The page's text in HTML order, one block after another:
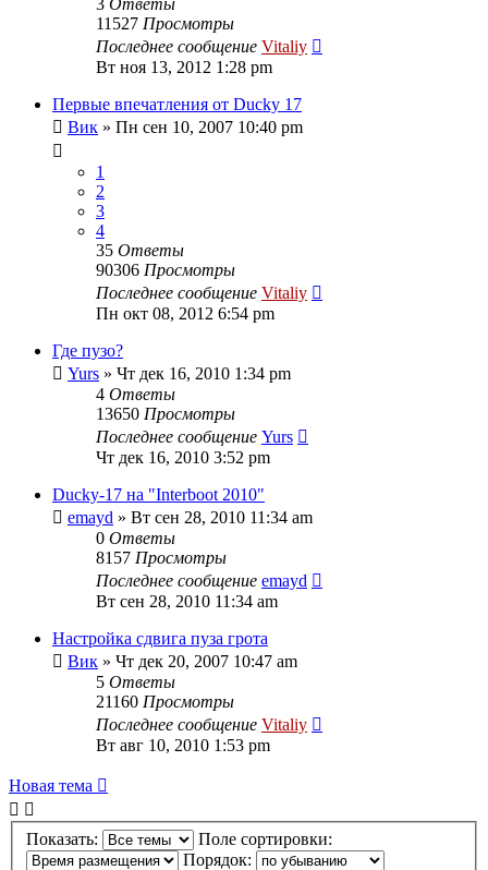
3 Ответы
11527 Просмотры
Последнее сообщение Vitaliy
Вт ноя 13, 2012 1:28 pm
Первые впечатления от Ducky 17
Вик » Пн сен 10, 2007 10:40 pm
1
2
3
4
35 Ответы
90306 Просмотры
Последнее сообщение Vitaliy
Пн окт 08, 2012 6:54 pm
Где пузо?
Yurs » Чт дек 16, 2010 1:34 pm
4 Ответы
13650 Просмотры
Последнее сообщение Yurs
Чт дек 16, 2010 3:52 pm
Ducky-17 на "Interboot 2010"
emayd » Вт сен 28, 2010 11:34 am
0 Ответы
8157 Просмотры
Последнее сообщение emayd
Вт сен 28, 2010 11:34 am
Настройка сдвига пуза грота
Вик » Чт дек 20, 2007 10:47 am
5 Ответы
21160 Просмотры
Последнее сообщение Vitaliy
Вт авг 10, 2010 1:53 pm
Новая тема
Показать:
Поле сортировки:
Порядок: